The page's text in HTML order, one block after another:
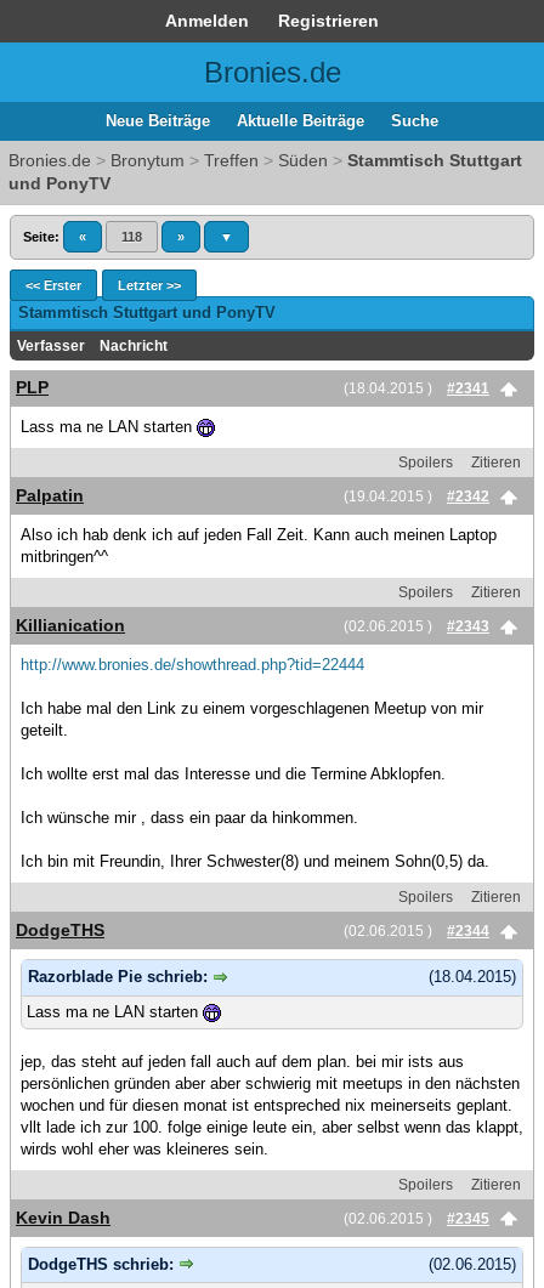
Anmelden Registrieren
Bronies.de
Neue Beiträge Aktuelle Beiträge Suche
Bronies.de > Bronytum > Treffen > Süden > Stammtisch Stuttgart
und PonyTV
Seite: « 118 » ▼
<< Erster Letzter >>
Stammtisch Stuttgart und PonyTV
Verfasser Nachricht
(18.04.2015 ) #2341
PLP
Lass ma ne LAN starten
Spoilers
Zitieren
(19.04.2015 )
#2342
Palpatin
Also ich hab denk ich auf jeden Fall Zeit. Kann auch meinen Laptop
mitbringen^^
Spoilers
Zitieren
(02.06.2015 )
#2343
Killianication
http://www.bronies.de/showthread.php?tid=22444
Ich habe mal den Link zu einem vorgeschlagenen Meetup von mir
geteilt.
Ich wollte erst mal das Interesse und die Termine Abklopfen.
Ich wünsche mir , dass ein paar da hinkommen.
Ich bin mit Freundin, Ihrer Schwester(8) und meinem Sohn(0,5) da.
Spoilers
Zitieren
(02.06.2015 )
#2344
DodgeTHS
(18.04.2015)
Razorblade Pie schrieb:
Lass ma ne LAN starten
jep, das steht auf jeden fall auch auf dem plan. bei mir ists aus
persönlichen gründen aber aber schwierig mit meetups in den nächsten
wochen und für diesen monat ist entspreched nix meinerseits geplant.
vllt lade ich zur 100. folge einige leute ein, aber selbst wenn das klappt,
wirds wohl eher was kleineres sein.
Spoilers
Zitieren
(02.06.2015 )
#2345
Kevin Dash
(02.06.2015)
DodgeTHS schrieb: